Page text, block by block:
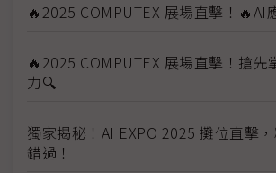
🔥2025 COMPUTEX 展場直擊！🔥AI
🔥2025 COMPUTEX 展場直擊！搶先
力🔍
獨家揭秘！AI EXPO 2025 攤位直擊
錯過！